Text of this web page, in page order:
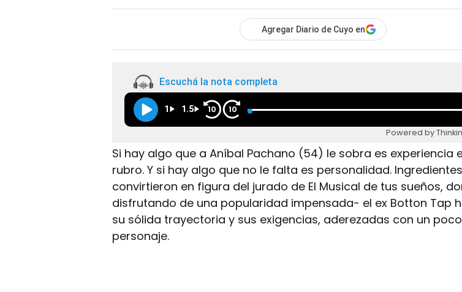
Agregar Diario de Cuyo en
Escuchá la nota completa
1 1.5 10 10
Powered by
Si hay algo que a Aníbal Pachano (54) le sobra es experiencia
rubro. Y si hay algo que no le falta es personalidad.
convirtieron en figura del jurado de El Musical de tus sueños,
disfrutando de una popularidad impensada- el ex Botton Tap
su sólida trayectoria y sus exigencias, aderezadas con un
personaje.